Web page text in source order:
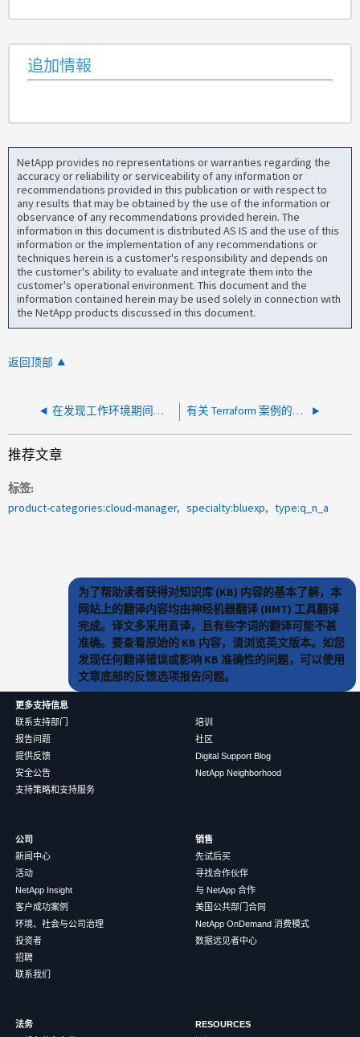
追加情報
NetApp provides no representations or warranties regarding the
accuracy or reliability or serviceability of any information or
recommendations provided in this publication or with respect to
any results that may be obtained by the use of the information or
observance of any recommendations provided herein. The
information in this document is distributed AS IS and the use of this
information or the implementation of any recommendations or
techniques herein is a customer's responsibility and depends on
the customer's ability to evaluate and integrate them into the
customer's operational environment. This document and the
information contained herein may be used solely in connection with
the NetApp products discussed in this document.
返回顶部
在发现工作环境期间未找到订阅 有关 Terraform 案例的支持指南
推荐文章
标签
product-categories:cloud-manager
specialty:bluexp type:q_n_a
为了帮助读者获得对知识库 (KB) 内容的基本了解，本
网站上的翻译内容均由神经机器翻译 (NMT) 工具翻译
完成。译文多采用直译，且有些字词的翻译可能不甚
准确。要查看原始的 KB 内容，请浏览英文版本。如您
发现任何翻译错误或影响 KB 准确性的问题，可以使用
文章底部的反馈选项报告问题。
更多支持信息
联系支持部门
报告问题
提供反馈
安全公告
支持策略和支持服务
培训
社区
Digital Support Blog
NetApp Neighborhood
公司
新闻中心
活动
NetApp Insight
客户成功案例
环境、社会与公司治理
投资者
招聘
联系我们
销售
先试后买
寻找合作伙伴
与 NetApp 合作
美国公共部门合同
NetApp OnDemand 消费模式
数据远见者中心
法务
RESOURCES